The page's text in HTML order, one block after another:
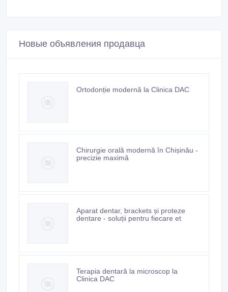
Новые объявления продавца
Ortodonție modernă la Clinica DAC
Chirurgie orală modernă în Chișinău -
precizie maximă
Aparat dentar, brackets și proteze
dentare - soluții pentru fiecare et
Terapia dentară la microscop la
Clinica DAC